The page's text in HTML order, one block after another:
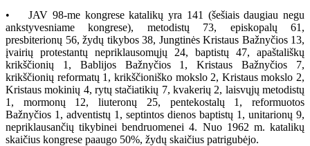
• JAV 98-me kongrese katalikų yra 141 (šešiais daugiau negu
ankstyvesniame kongrese), metodistų 73, episkopalų 61,
presbiterionų 56, žydų tikybos 38, Jungtinės Kristaus Bažnyčios 13,
įvairių protestantų nepriklausomųjų 24, baptistų 47, apaštališkų
krikščionių 1, Bablijos Bažnyčios 1, Kristaus Bažnyčios 7,
krikščionių reformatų 1, krikščioniško mokslo 2, Kristaus mokslo 2,
Kristaus mokinių 4, rytų stačiatikių 7, kvakerių 2, laisvųjų metodistų
1, mormonų 12, liuteronų 25, pentekostalų 1, reformuotos
Bažnyčios 1, adventistų 1, septintos dienos baptistų 1, unitarionų 9,
nepriklausančių tikybinei bendruomenei 4. Nuo 1962 m. katalikų
skaičius kongrese paaugo 50%, žydų skaičius patrigubėjo.